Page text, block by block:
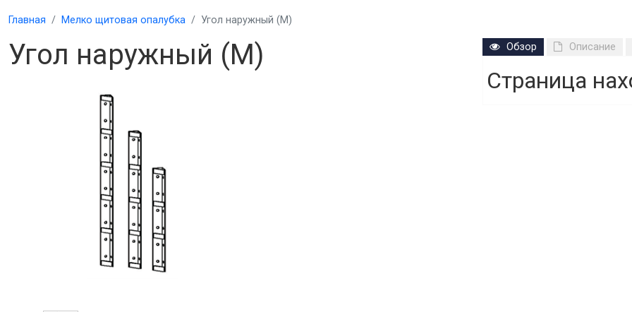
Главная Мелко щитовая опалубка Угол наружный (М)
Угол наружный (М) Обзор Описание
Страница